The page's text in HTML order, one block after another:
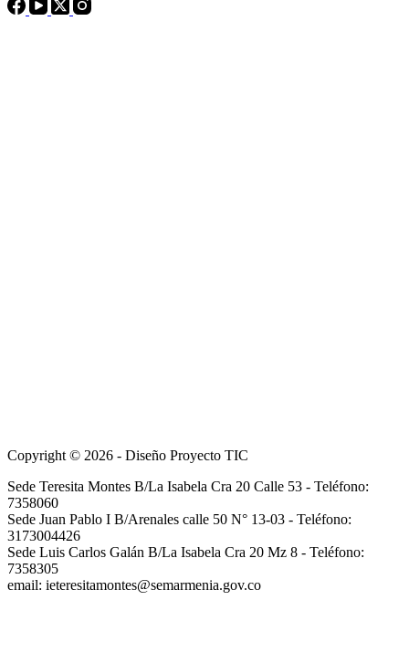
Copyright © 2026 - Diseño Proyecto TIC
Sede Teresita Montes B/La Isabela Cra 20 Calle 53 - Teléfono:
7358060
Sede Juan Pablo I B/Arenales calle 50 N° 13-03 - Teléfono:
3173004426
Sede Luis Carlos Galán B/La Isabela Cra 20 Mz 8 - Teléfono:
7358305
email: ieteresitamontes@semarmenia.gov.co